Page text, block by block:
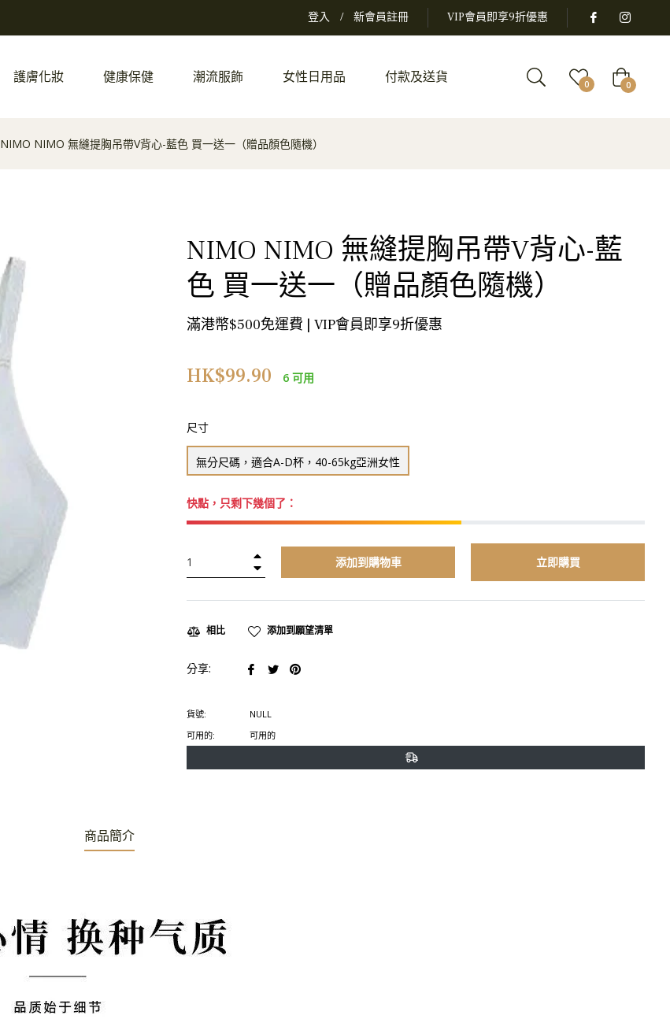
登入 / 新會員註冊 VIP會員即享9折優惠
護膚化妝 健康保健 潮流服飾 女性日用品 付款及送貨 0 大
車 0
NIMO NIMO 無縫提胸吊帶V背心-藍色 買一送一（贈品顏色隨機）
NIMO NIMO 無縫提胸吊帶V背心-藍
色 買一送一（贈品顏色隨機）
滿港幣$500免運費 | VIP會員即享9折優惠
正
格
HK$99.90 6 可用
尺寸
無分尺碼，適合A-D杯，40-65kg亞洲女性
快點，只剩下幾個了：
添加到購物車 立即購買
相比 添加到願望清單
分享:
在
分
享
在
發
推
在
頂
貨號:
NULL
可用的:
可用的
商品簡介